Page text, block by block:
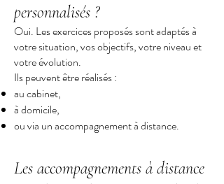
personnalisés ?
Oui. Les exercices proposés sont adaptés à
votre situation, vos objectifs, votre niveau et
votre évolution.
Ils peuvent être réalisés :
au cabinet,
à domicile,
ou via un accompagnement à distance.
Les accompagnements à distance